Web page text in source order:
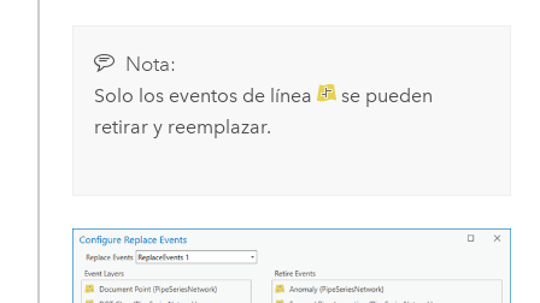
Nota:
Solo los eventos de línea
se pueden
retirar y reemplazar.